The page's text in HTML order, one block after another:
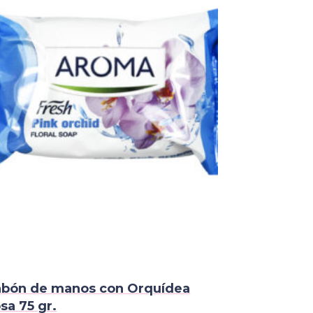
de manos con Orquídea
75 gr.